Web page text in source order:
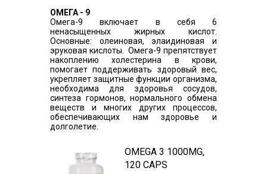
ОМЕГА - 9
Омега-9 включает в себя 6
ненасыщенных жирных кислот.
Основные: олеиновая, элаидиновая и
эруковая кислоты. Омега-9 препятствует
накоплению холестерина в крови,
помогает поддерживать здоровый вес,
укрепляет защитные функции организма,
необходима для здоровья сосудов,
синтеза гормонов, нормального обмена
веществ и многих других процессов,
обеспечивающих нам здоровье и
долголетие.
OMEGA 3 1000MG,
120 CAPS